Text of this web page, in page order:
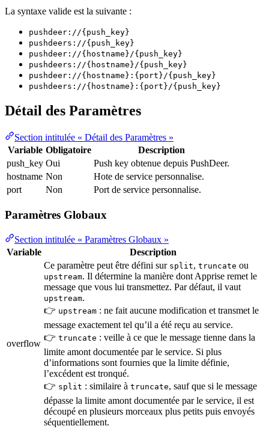
La syntaxe valide est la suivante :
pushdeer://{push_key}
pushdeers://{push_key}
pushdeer://{hostname}/{push_key}
pushdeers://{hostname}/{push_key}
pushdeer://{hostname}:{port}/{push_key}
pushdeers://{hostname}:{port}/{push_key}
Détail des Paramètres
Section intitulée « Détail des Paramètres »
Variable Obligatoire
Description
push_key Oui
Push key obtenue depuis PushDeer.
hostname Non
Hote de service personnalise.
port
Non Port de service personnalise.
Paramètres Globaux
Section intitulée « Paramètres Globaux »
Variable
Description
overflow
Ce paramètre peut être défini sur split, truncate ou
upstream. Il détermine la manière dont Apprise remet le
message que vous lui transmettez. Par défaut, il vaut
upstream.
👉 upstream : ne fait aucune modification et transmet le
message exactement tel qu’il a été reçu au service.
👉 truncate : veille à ce que le message tienne dans la
limite amont documentée par le service. Si plus
d’informations sont fournies que la limite définie,
l’excédent est tronqué.
👉 split : similaire à truncate, sauf que si le message
dépasse la limite amont documentée par le service, il est
découpé en plusieurs morceaux plus petits puis envoyés
séquentiellement.